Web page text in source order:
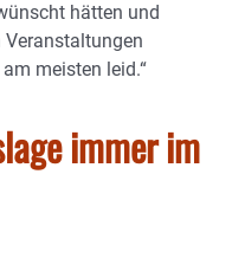
hätten und
Veranstaltungen
meisten leid.“
immer im